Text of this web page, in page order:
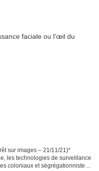
sur images – 21/11/21)*
les technologies de surveillance
coloniaux et ségrégationnistes.